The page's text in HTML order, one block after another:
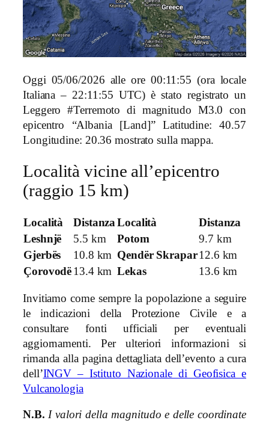
Oggi 05/06/2026 alle ore 00:11:55 (ora locale
Italiana – 22:11:55 UTC) è stato registrato un
Leggero #Terremoto di magnitudo M3.0 con
epicentro “Albania [Land]” Latitudine: 40.57
Longitudine: 20.36 mostrato sulla mappa.
Località vicine all’epicentro
(raggio 15 km)
Località DistanzaLocalità
Distanza
Leshnjë
5.5 km Potom
9.7 km
Gjerbës
10.8 km Qendër Skrapar12.6 km
Çorovodë 13.4 km Lekas 13.6 km
Invitiamo come sempre la popolazione a seguire
le indicazioni della Protezione Civile e a
consultare fonti ufficiali per eventuali
aggiornamenti. Per ulteriori informazioni si
rimanda alla pagina dettagliata dell’evento a cura
dell’INGV – Istituto Nazionale di Geofisica e
Vulcanologia
N.B. I valori della magnitudo e delle coordinate